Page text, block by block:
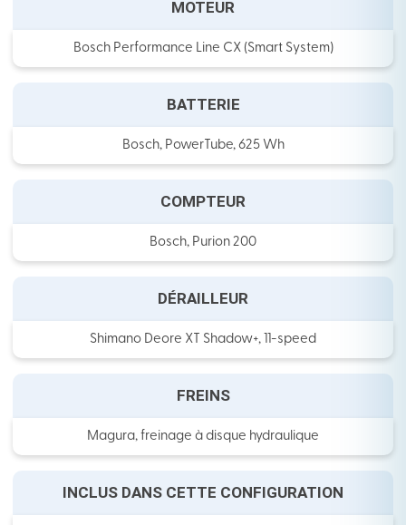
MOTEUR
Bosch Performance Line CX (Smart System)
BATTERIE
Bosch, PowerTube, 625 Wh
COMPTEUR
Bosch, Purion 200
DÉRAILLEUR
Shimano Deore XT Shadow+, 11-speed
FREINS
Magura, freinage à disque hydraulique
INCLUS DANS CETTE CONFIGURATION